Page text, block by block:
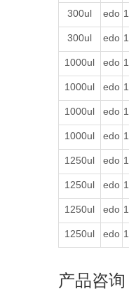
300ul edo
300ul edo
1000ul edo
1000ul edo
1000ul edo
1000ul edo
1250ul edo
1250ul edo
1250ul edo
1250ul edo
产品咨询